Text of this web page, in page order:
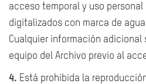
acceso temporal y uso
digitalizados con marca de
Cualquier información adicional
equipo del Archivo previo al
4. Está prohibida la